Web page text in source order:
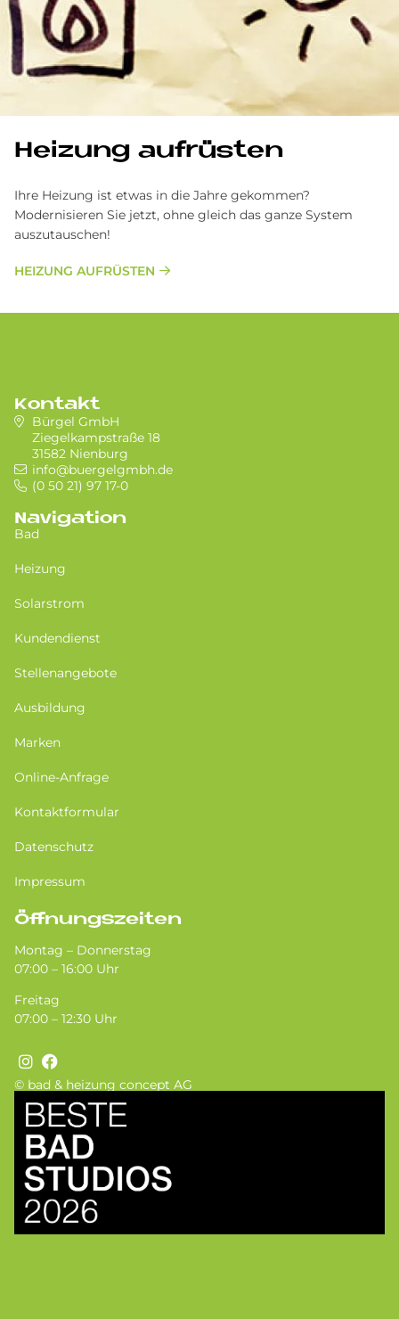
Hei­zung auf­rü­sten
Ihre Heizung ist etwas in die Jahre gekommen?
Modernisieren Sie jetzt, ohne gleich das ganze System
auszutauschen!
HEIZUNG AUFRÜSTEN
© bad & heizung concept AG
Kontakt
Bürgel GmbH
Ziegelkampstraße 18
31582 Nienburg
info@buergelgmbh.de
(0 50 21) 97 17-0
Navigation
Bad
Heizung
Solarstrom
Kundendienst
Stellenangebote
Ausbildung
Marken
Online-Anfrage
Kontaktformular
Datenschutz
Impressum
Öffnungszeiten
Montag – Donnerstag
07:00 – 16:00 Uhr
Freitag
07:00 – 12:30 Uhr